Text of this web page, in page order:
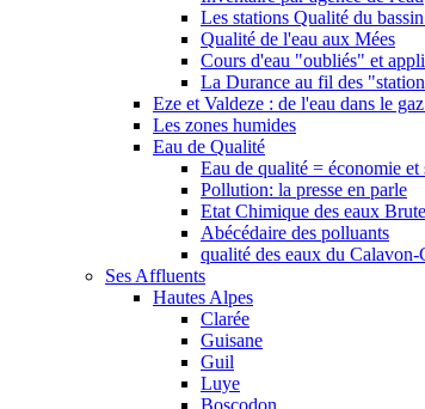
Les stations Qualité du
Qualité de l'eau aux Mées
Cours d'eau "oubliés" et
La Durance au fil des
Eze et Valdeze : de l'eau dans le
Les zones humides
Eau de Qualité
Eau de qualité = économie et
Pollution: la presse en parle
Etat Chimique des eaux
Abécédaire des polluants
qualité des eaux du
Ses Affluents
Hautes Alpes
Clarée
Guisane
Guil
Luye